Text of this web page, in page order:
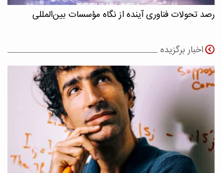
رصد تحولات فناوری آینده از نگاه مؤسسات بین‌المللی
اخبار برگزیده